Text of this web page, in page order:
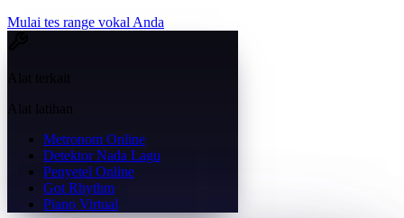
Mulai tes range vokal Anda
Alat terkait
Alat latihan
Metronom Online
Detektor Nada Lagu
Penyetel Online
Got Rhythm
Piano Virtual